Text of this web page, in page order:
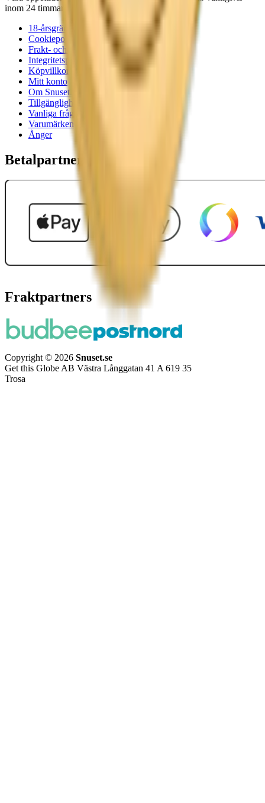
inom 24 timmar på vardagar.
18-årsgräns
Cookiepolicy
Frakt- och leveransvillkor
Integritetspolicy
Köpvillkor
Mitt konto
Om Snuset.se
Tillgänglighetsredogörelse
Vanliga frågor
Varumärken
Ånger
Betalpartner
Fraktpartners
Copyright © 2026 Snuset.se
Get this Globe AB Västra Långgatan 41 A 619 35
Trosa